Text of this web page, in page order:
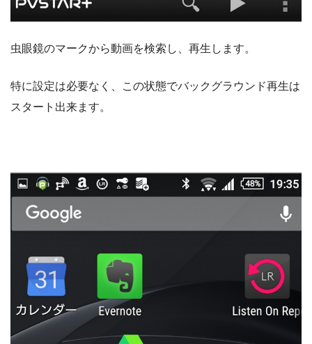
虫眼鏡のマークから動画を検索し、再生します。
特に設定は必要なく、この状態でバックグラウンド再生は
スタート出来ます。